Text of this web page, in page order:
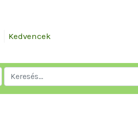
Kedvencek